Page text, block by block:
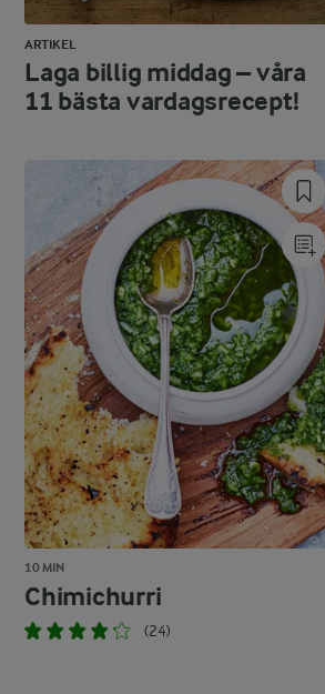
ARTIKEL
Laga billig middag – våra
11 bästa vardagsrecept!
10 MIN
Chimichurri
(24)